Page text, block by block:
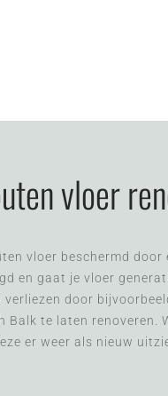
vloer
vloer beschermd
en gaat je vloer
verliezen door
Balk te laten renoveren.
er weer als nieuw